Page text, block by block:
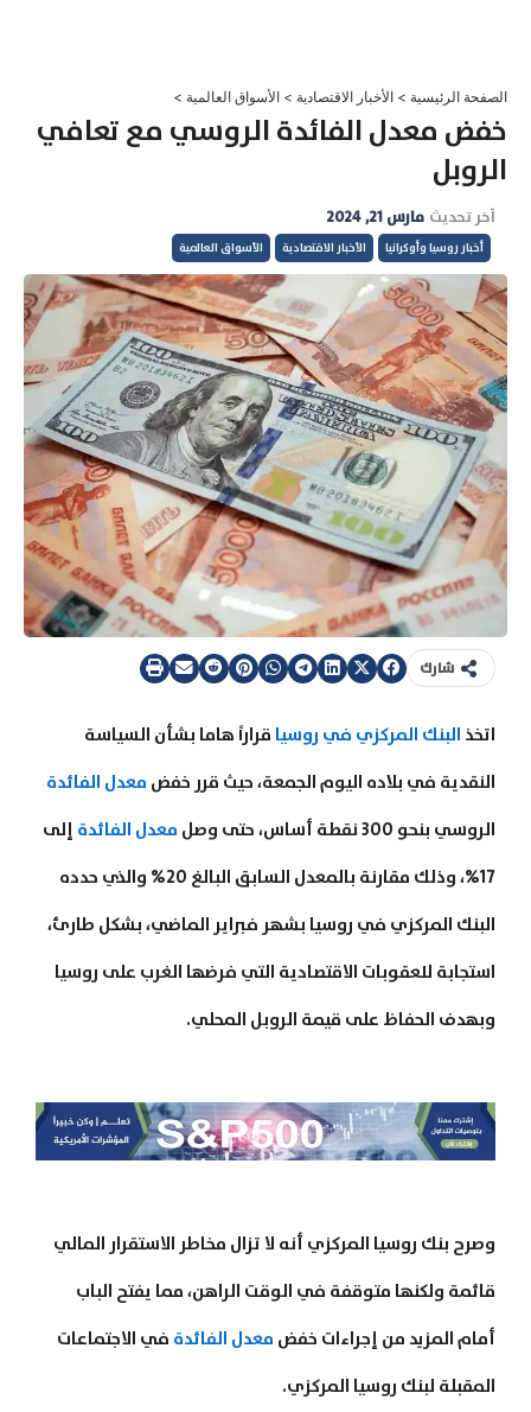
الصفحة الرئيسية > الأخبار الاقتصادية > الأسواق العالمية >
خفض معدل الفائدة الروسي مع تعافي
الروبل
آخر تحديث مارس 21, 2024
أخبار روسيا وأوكرانيا الأخبار الاقتصادية الأسواق العالمية
شارك
اتخذ البنك المركزي في روسيا قراراً هاما بشأن السياسة
النقدية في بلاده اليوم الجمعة، حيث قرر خفض معدل الفائدة
الروسي بنحو 300 نقطة أساس، حتى وصل
معدل الفائدة إلى
17%، وذلك مقارنة بالمعدل السابق البالغ 20% والذي حدده
البنك المركزي في روسيا بشهر فبراير الماضي، بشكل طارئ،
استجابة للعقوبات الاقتصادية التي فرضها الغرب على روسيا
وبهدف الحفاظ على قيمة الروبل المحلي.
وصرح بنك روسيا المركزي أنه لا تزال مخاطر الاستقرار المالي
قائمة ولكنها متوقفة في الوقت الراهن، مما يفتح الباب
أمام المزيد من إجراءات خفض معدل الفائدة في الاجتماعات
المقبلة لبنك روسيا المركزي.